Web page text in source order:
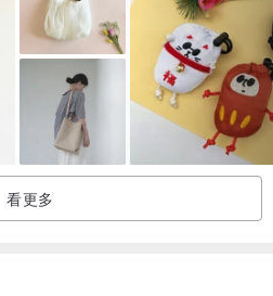
看更多